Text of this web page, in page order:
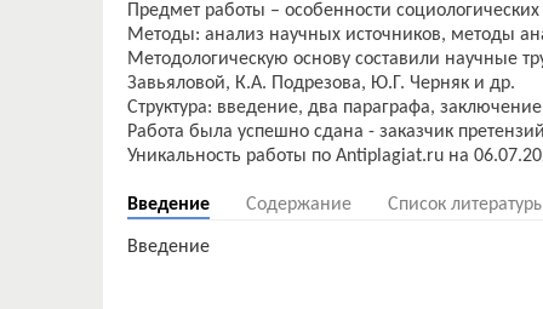
Предмет работы – особенности
Методы: анализ научных источников, методы
Методологическую основу составили научные
Завьяловой, К.А. Подрезова, Ю.Г. Черняк и др.
Структура: введение, два параграфа,
Работа была успешно сдана - заказчик
Введение Содержание Список
Введение